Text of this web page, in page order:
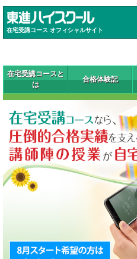
在宅受講コース オフィシャルサイト
在宅受講コースと
は
合格体験記